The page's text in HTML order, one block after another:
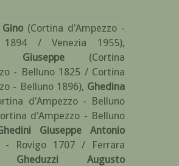
(Cortina d'Ampezzo -
1894 / Venezia 1955),
Giuseppe
(Cortina
- Belluno 1825 / Cortina
- Belluno 1896), Ghedina
d'Ampezzo - Belluno
d'Ampezzo - Belluno
Giuseppe Antonio
- Rovigo 1707 / Ferrara
Gheduzzi Augusto